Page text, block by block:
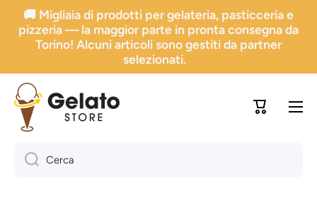
Vai direttamente ai contenuti
🚚 Migliaia di prodotti per gelateria, pasticceria e
pizzeria — la maggior parte in pronta consegna da
Torino! Alcuni articoli sono gestiti da partner
selezionati.
Carrello
Cerca